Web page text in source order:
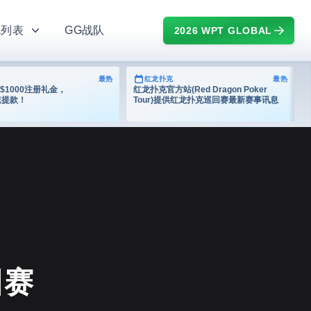
表 GG战队 2026 WPT GLOBAL
最热
注册礼金，
款！
红龙扑克 最热
红龙扑克官方站(Red Dragon Poker
Tour)提供红龙扑克巡回赛最新赛事讯息